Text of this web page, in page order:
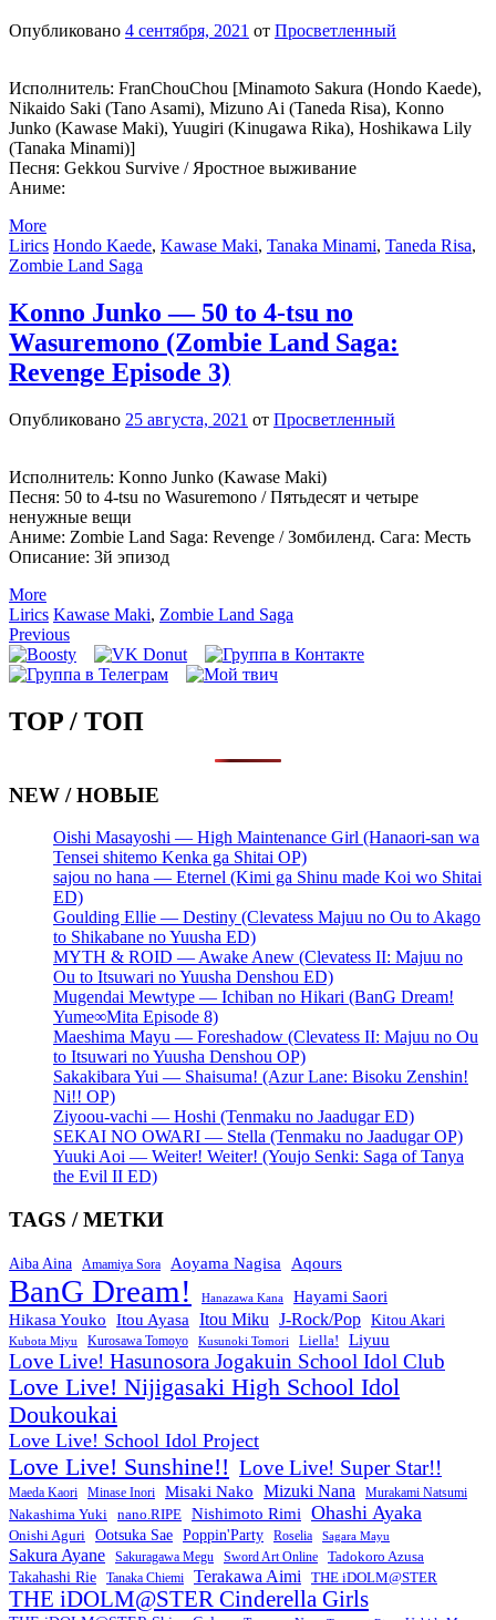
Опубликовано 4 сентября, 2021 от Просветленный
Исполнитель: FranChouChou [Minamoto Sakura (Hondo Kaede),
Nikaido Saki (Tano Asami), Mizuno Ai (Taneda Risa), Konno
Junko (Kawase Maki), Yuugiri (Kinugawa Rika), Hoshikawa Lily
(Tanaka Minami)]
Песня: Gekkou Survive / Яростное выживание
Аниме:
More
Lirics Hondo Kaede, Kawase Maki, Tanaka Minami, Taneda Risa,
Zombie Land Saga
Konno Junko — 50 to 4-tsu no
Wasuremono (Zombie Land Saga:
Revenge Episode 3)
Опубликовано 25 августа, 2021 от Просветленный
Исполнитель: Konno Junko (Kawase Maki)
Песня: 50 to 4-tsu no Wasuremono / Пятьдесят и четыре
ненужные вещи
Аниме: Zombie Land Saga: Revenge / Зомбиленд. Сага: Месть
Описание: 3й эпизод
More
Lirics Kawase Maki, Zombie Land Saga
Запись
навигация
Previous
TOP / ТОП
NEW / НОВЫЕ
Oishi Masayoshi — High Maintenance Girl (Hanaori-san wa
Tensei shitemo Kenka ga Shitai OP)
sajou no hana — Eternel (Kimi ga Shinu made Koi wo Shitai
ED)
Goulding Ellie — Destiny (Clevatess Majuu no Ou to Akago
to Shikabane no Yuusha ED)
MYTH & ROID — Awake Anew (Clevatess II: Majuu no
Ou to Itsuwari no Yuusha Denshou ED)
Mugendai Mewtype — Ichiban no Hikari (BanG Dream!
Yume∞Mita Episode 8)
Maeshima Mayu — Foreshadow (Clevatess II: Majuu no Ou
to Itsuwari no Yuusha Denshou OP)
Sakakibara Yui — Shaisuma! (Azur Lane: Bisoku Zenshin!
Ni!! OP)
Ziyoou-vachi — Hoshi (Tenmaku no Jaadugar ED)
SEKAI NO OWARI — Stella (Tenmaku no Jaadugar OP)
Yuuki Aoi — Weiter! Weiter! (Youjo Senki: Saga of Tanya
the Evil II ED)
TAGS / МЕТКИ
Aiba Aina Amamiya Sora Aoyama Nagisa Aqours
BanG Dream! Hanazawa Kana
Hayami Saori
Hikasa Youko
Itou Ayasa Itou Miku J-Rock/Pop Kitou Akari
Kubota Miyu Kurosawa Tomoyo Kusunoki Tomori Liella! Liyuu
Love Live! Hasunosora Jogakuin School Idol Club
Love Live! Nijigasaki High School Idol
Doukoukai
Love Live! School Idol Project
Love Live! Sunshine!! Love Live! Super Star!!
Maeda Kaori Minase Inori Misaki Nako Mizuki Nana Murakami Natsumi
Nakashima Yuki nano.RIPE Nishimoto Rimi Ohashi Ayaka
Onishi Aguri Ootsuka Sae Poppin'Party Roselia Sagara Mayu
Sakura Ayane Sakuragawa Megu Sword Art Online Tadokoro Azusa
Takahashi Rie Tanaka Chiemi Terakawa Aimi THE iDOLM@STER
THE iDOLM@STER Cinderella Girls